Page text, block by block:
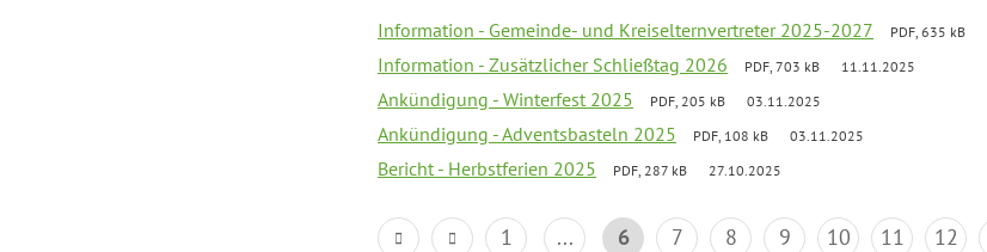
Information - Gemeinde- und Kreiselternvertreter 2025-2027 PDF, 635 kB
Information - Zusätzlicher Schließtag 2026 PDF, 703 kB 11.11.2025
Ankündigung - Winterfest 2025 PDF, 205 kB 03.11.2025
Ankündigung - Adventsbasteln 2025 PDF, 108 kB 03.11.2025
Bericht - Herbstferien 2025 PDF, 287 kB 27.10.2025
1 ... 6 7 8 9 10 11 12